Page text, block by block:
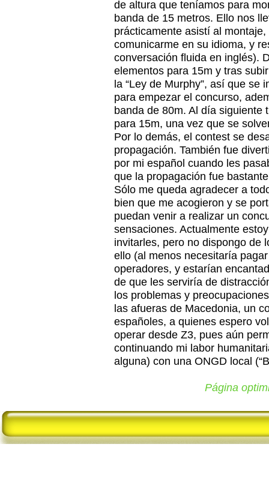
de altura que teníamos para
banda de 15 metros. Ello nos
prácticamente asistí al
comunicarme en su idioma, y
conversación fluida en inglés).
elementos para 15m y tras
la “Ley de Murphy”, así que se
para empezar el concurso,
banda de 80m. Al día siguiente
para 15m, una vez que se
Por lo demás, el contest se
propagación. También fue
por mi español cuando les
que la propagación fue
Sólo me queda agradecer a
bien que me acogieron y se
puedan venir a realizar un
sensaciones. Actualmente
invitarles, pero no dispongo de
ello (al menos necesitaría
operadores, y estarían
de que les serviría de
los problemas y
las afueras de Macedonia, un
españoles, a quienes espero
operar desde Z3, pues aún
continuando mi labor
alguna) con una ONGD local
Página